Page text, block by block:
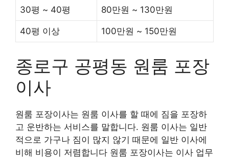
30평 ~ 40평 80만원 ~ 130만원
40평 이상 100만원 ~ 150만원
종로구 공평동 원룸 포장
이사
원룸 포장이사는 원룸 이사를 할 때에 짐을 포장하
고 운반하는 서비스를 말합니다. 원룸 이사는 일반
적으로 가구나 짐이 많지 않기 때문에 일반 이사에
비해 비용이 저렴합니다 원룸 포장이사는 이사 업무